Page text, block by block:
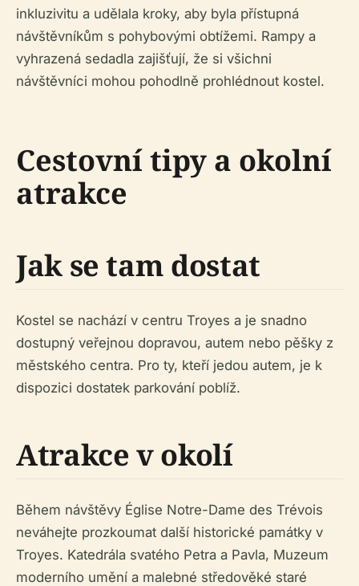
inkluzivitu a udělala kroky, aby byla přístupná
návštěvníkům s pohybovými obtížemi. Rampy a
vyhrazená sedadla zajišťují, že si všichni
návštěvníci mohou pohodlně prohlédnout kostel.
Cestovní tipy a okolní
atrakce
Jak se tam dostat
Kostel se nachází v centru Troyes a je snadno
dostupný veřejnou dopravou, autem nebo pěšky z
městského centra. Pro ty, kteří jedou autem, je k
dispozici dostatek parkování poblíž.
Atrakce v okolí
Během návštěvy Église Notre-Dame des Trévois
neváhejte prozkoumat další historické památky v
Troyes. Katedrála svatého Petra a Pavla, Muzeum
moderního umění a malebné středověké staré